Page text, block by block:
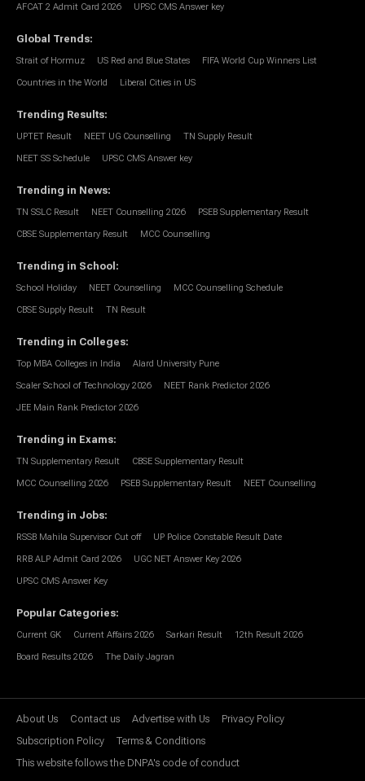
AFCAT 2 Admit Card 2026 UPSC CMS Answer key
Global Trends:
Strait of Hormuz US Red and Blue States FIFA World Cup Winners List
Countries in the World Liberal Cities in US
Trending Results:
UPTET Result NEET UG Counselling TN Supply Result
NEET SS Schedule UPSC CMS Answer key
Trending in News:
TN SSLC Result NEET Counselling 2026 PSEB Supplementary Result
CBSE Supplementary Result MCC Counselling
Trending in School :
School Holiday NEET Counselling MCC Counselling Schedule
CBSE Supply Result TN Result
Trending in Colleges:
Top MBA Colleges in India Alard University Pune
Scaler School of Technology 2026 NEET Rank Predictor 2026
JEE Main Rank Predictor 2026
Trending in Exams:
TN Supplementary Result CBSE Supplementary Result
MCC Counselling 2026 PSEB Supplementary Result NEET Counselling
Trending in Jobs:
RSSB Mahila Supervisor Cut off UP Police Constable Result Date
RRB ALP Admit Card 2026 UGC NET Answer Key 2026
UPSC CMS Answer Key
Popular Categories:
Current GK Current Affairs 2026 Sarkari Result 12th Result 2026
Board Results 2026 The Daily Jagran
About Us Contact us Advertise with Us
Privacy Policy
Subscription Policy
Terms & Conditions
This website follows the DNPA's code of conduct